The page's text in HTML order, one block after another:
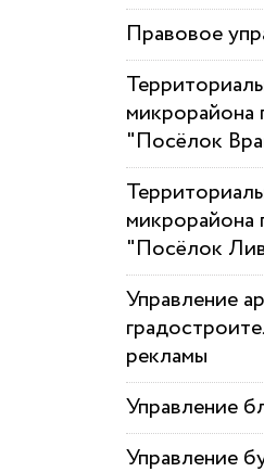
Правовое
микрорайона
"Посёлок
микрорайона
"Посёлок
Управление
рекламы
Управление
Управление